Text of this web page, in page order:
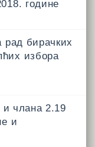
године
рад бирачких
избора
и члана 2.19
и